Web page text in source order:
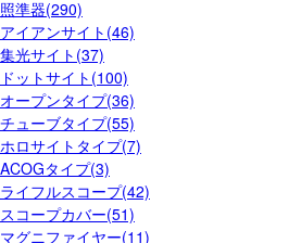
照準器(290)
アイアンサイト(46)
集光サイト(37)
ドットサイト(100)
オープンタイプ(36)
チューブタイプ(55)
ホロサイトタイプ(7)
ACOGタイプ(3)
ライフルスコープ(42)
スコープカバー(51)
マグニファイヤー(11)